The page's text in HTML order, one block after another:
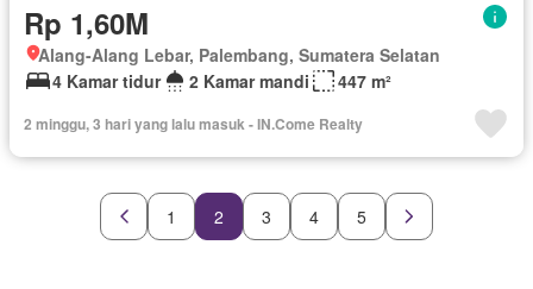
Rp 1,60M
Alang-Alang Lebar, Palembang, Sumatera Selatan
4 Kamar tidur
2 Kamar mandi 447 m²
2 minggu, 3 hari yang lalu masuk - IN.Come Realty
1 2 3 4 5